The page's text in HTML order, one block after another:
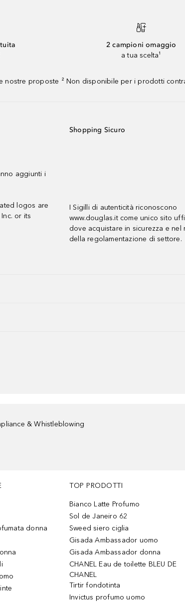
2 campioni omaggio
a tua scelta¹
proposte ² Non disponibile per i prodotti
aggiunti i
logos are
or its
Shopping Sicuro
I Sigilli di autenticità riconoscono
www.douglas.it come unico sito
dove acquistare in sicurezza e nel
della regolamentazione di settore.
& Whistleblowing
donna
TOP PRODOTTI
Bianco Latte Profumo
Sol de Janeiro 62
Sweed siero ciglia
Gisada Ambassador uomo
Gisada Ambassador donna
CHANEL Eau de toilette BLEU DE
CHANEL
Tirtir fondotinta
Invictus profumo uomo